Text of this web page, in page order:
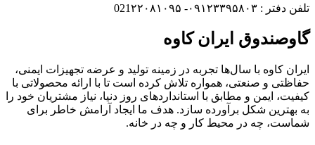
تلفن دفتر : ۰۹۱۲۳۳۹۵۸۰۳- 021۲۲۰۸۱۰۹۵
گاوصندوق ایران کاوه
ایران کاوه با سال‌ها تجربه در زمینه تولید و عرضه تجهیزات ایمنی،
حفاظتی و صنعتی، همواره تلاش کرده است تا با ارائه محصولاتی با
کیفیت، ایمن و مطابق با استانداردهای روز دنیا، نیاز مشتریان خود را
به بهترین شکل برآورده سازد. هدف ما ایجاد آرامش خاطر برای
شماست، چه در محیط کار و چه در خانه.